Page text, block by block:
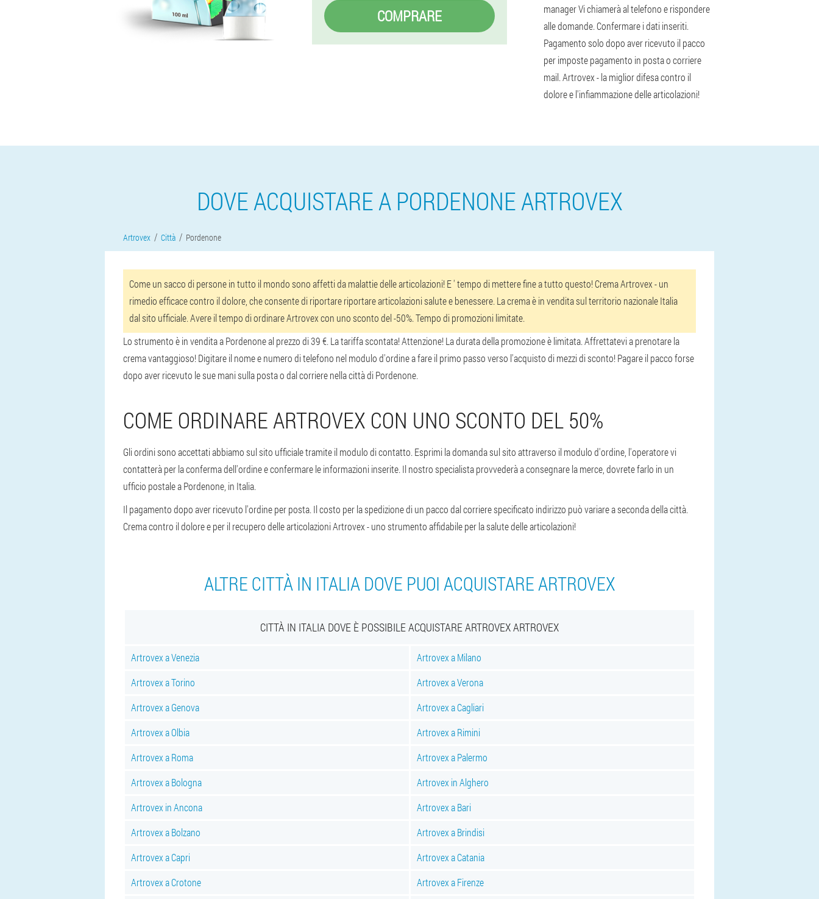
COMPRARE
manager Vi chiamerà al telefono e rispondere
alle domande. Confermare i dati inseriti.
Pagamento solo dopo aver ricevuto il pacco
per imposte pagamento in posta o corriere
mail. Artrovex - la miglior difesa contro il
dolore e l'infiammazione delle articolazioni!
DOVE ACQUISTARE A PORDENONE ARTROVEX
Artrovex Città Pordenone
Come un sacco di persone in tutto il mondo sono affetti da malattie delle articolazioni! E ' tempo di mettere fine a tutto questo! Crema Artrovex - un
rimedio efficace contro il dolore, che consente di riportare riportare articolazioni salute e benessere. La crema è in vendita sul territorio nazionale Italia
dal sito ufficiale. Avere il tempo di ordinare Artrovex con uno sconto del -50%. Tempo di promozioni limitate.
Lo strumento è in vendita a Pordenone al prezzo di 39 €. La tariffa scontata! Attenzione! La durata della promozione è limitata. Affrettatevi a prenotare la
crema vantaggioso! Digitare il nome e numero di telefono nel modulo d'ordine a fare il primo passo verso l'acquisto di mezzi di sconto! Pagare il pacco forse
dopo aver ricevuto le sue mani sulla posta o dal corriere nella città di Pordenone.
COME ORDINARE ARTROVEX CON UNO SCONTO DEL 50%
Gli ordini sono accettati abbiamo sul sito ufficiale tramite il modulo di contatto. Esprimi la domanda sul sito attraverso il modulo d'ordine, l'operatore vi
contatterà per la conferma dell'ordine e confermare le informazioni inserite. Il nostro specialista provvederà a consegnare la merce, dovrete farlo in un
ufficio postale a Pordenone, in Italia.
Il pagamento dopo aver ricevuto l'ordine per posta. Il costo per la spedizione di un pacco dal corriere specificato indirizzo può variare a seconda della città.
Crema contro il dolore e per il recupero delle articolazioni Artrovex - uno strumento affidabile per la salute delle articolazioni!
ALTRE CITTÀ IN ITALIA DOVE PUOI ACQUISTARE ARTROVEX
CITTÀ IN ITALIA DOVE È POSSIBILE ACQUISTARE ARTROVEX ARTROVEX
Artrovex a Venezia
Artrovex a Milano
Artrovex a Torino
Artrovex a Verona
Artrovex a Genova
Artrovex a Cagliari
Artrovex a Olbia
Artrovex a Rimini
Artrovex a Roma
Artrovex a Palermo
Artrovex a Bologna
Artrovex in Alghero
Artrovex in Ancona
Artrovex a Bari
Artrovex a Bolzano
Artrovex a Brindisi
Artrovex a Capri
Artrovex a Catania
Artrovex a Crotone
Artrovex a Firenze